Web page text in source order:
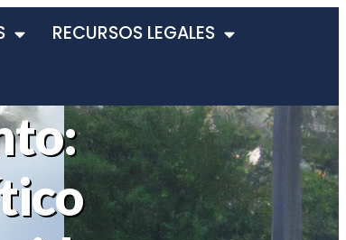
RECURSOS LEGALES